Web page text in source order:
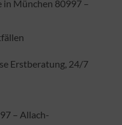
in München 80997 –
Erstberatung, 24/7
– Allach-